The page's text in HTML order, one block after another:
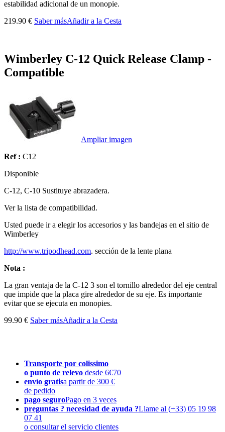
estabilidad adicional de un monopie.
219.90 € Saber másAñadir a la Cesta
Wimberley C-12 Quick Release Clamp -
Compatible
Ampliar imagen
Ref : C12
Disponible
C-12, C-10 Sustituye abrazadera.
Ver la lista de compatibilidad.
Usted puede ir a elegir los accesorios y las bandejas en el sitio de
Wimberley
http://www.tripodhead.com. sección de la lente plana
Nota :
La gran ventaja de la C-12 3 son el tornillo alrededor del eje central
que impide que la placa gire alrededor de su eje. Es importante
evitar que se ejecuta en monopies.
99.90 € Saber másAñadir a la Cesta
Transporte por colissimo
o punto de relevo desde 6€70
envío gratisa partir de 300 €
de pedido
pago seguroPago en 3 veces
preguntas ? necesidad de ayuda ?Llame al (+33) 05 19 98
07 41
o consultar el servicio clientes